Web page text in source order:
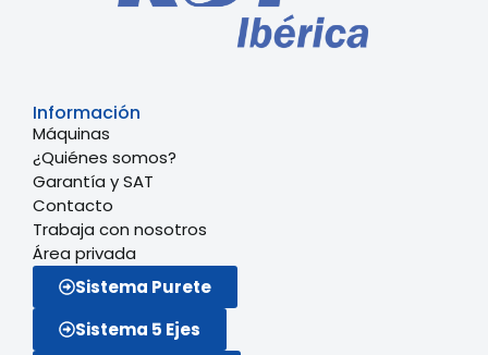
Información
Máquinas
¿Quiénes somos?
Garantía y SAT
Contacto
Trabaja con nosotros
Área privada
Sistema Purete
Sistema 5 Ejes